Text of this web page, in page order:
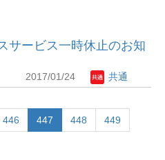
サービ​ス一時休止のお知
2017/01/24 共通
446 447 448 449